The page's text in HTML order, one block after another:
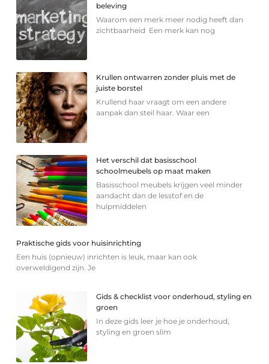
beleving
Waarom een merk meer nodig heeft dan
zichtbaarheid Een merk kan nog
Krullen ontwarren zonder pluis met de
juiste borstel
Krullend haar vraagt om een andere
aanpak dan steil haar. Waar een
Het verschil dat basisschool
schoolmeubels op maat maken
Basisschool meubels krijgen veel minder
aandacht dan de lesstof en de
hulpmiddelen
Praktische gids voor huisinrichting
Een huis (opnieuw) inrichten is leuk, maar kan ook
overweldigend zijn. Je
Gids & checklist voor onderhoud, styling en
groen
In deze gids leer je hoe je onderhoud,
styling en groen slim